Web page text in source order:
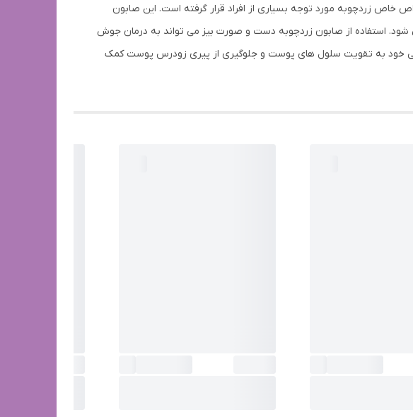
زردچوبه مورد توجه بسیاری از افراد قرار گرفته است. این صابون
استفاده از صابون زردچوبه دست و صورت بیز می تواند به درمان جوش
خود به تقویت سلول های پوست و جلوگیری از پیری زودرس پوست کمک